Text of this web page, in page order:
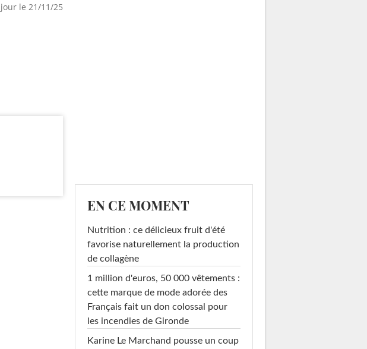
le 21/11/25
EN CE MOMENT
Nutrition : ce délicieux fruit d'été
favorise naturellement la production
de collagène
1 million d'euros, 50 000 vêtements :
cette marque de mode adorée des
Français fait un don colossal pour
les incendies de Gironde
Karine Le Marchand pousse un coup